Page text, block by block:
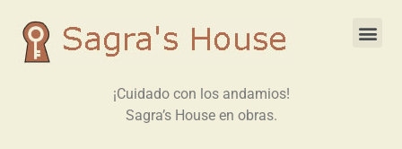
¡Cuidado con los andamios!
Sagra’s House en obras.